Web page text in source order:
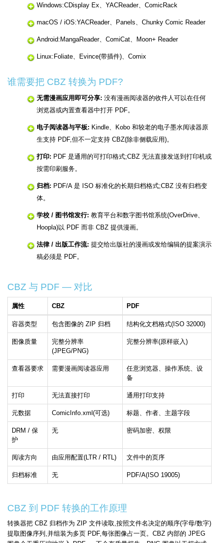
Windows:CDisplay Ex、YACReader、ComicRack
macOS / iOS:YACReader、Panels、Chunky Comic Reader
Android:MangaReader、ComiCat、Moon+ Reader
Linux:Foliate、Evince(带插件)、Comix
谁需要把 CBZ 转换为 PDF?
无需漫画应用即可分享: 没有漫画阅读器的收件人可以在任何
浏览器或内置查看器中打开 PDF。
电子阅读器与平板: Kindle、Kobo 和较老的电子墨水阅读器原
生支持 PDF,但不一定支持 CBZ(除非侧载应用)。
打印: PDF 是通用的可打印格式;CBZ 无法直接发送到打印机或
按需印刷服务。
归档: PDF/A 是 ISO 标准化的长期归档格式;CBZ 没有归档变
体。
学校 / 图书馆发行: 教育平台和数字图书馆系统(OverDrive、
Hoopla)以 PDF 而非 CBZ 提供漫画。
法律 / 出版工作流: 提交给出版社的漫画或发给编辑的提案演示
稿必须是 PDF。
CBZ 与 PDF — 对比
属性 CBZ PDF
容器类型 包含图像的 ZIP 归档 结构化文档格式(ISO 32000)
图像质量
完整分辨率
(JPEG/PNG)
完整分辨率(原样嵌入)
查看器要求 需要漫画阅读器应用
任意浏览器、操作系统、设
备
打印 无法直接打印 通用打印支持
元数据 ComicInfo.xml(可选) 标题、作者、主题字段
DRM / 保
护
无 密码加密、权限
阅读方向 由应用配置(LTR / RTL) 文件中的页序
归档标准 无 PDF/A(ISO 19005)
CBZ 到 PDF 转换的工作原理
转换器把 CBZ 归档作为 ZIP 文件读取,按照文件名决定的顺序(字母/数字)
提取图像序列,并组装为多页 PDF,每张图像占一页。CBZ 内部的 JPEG